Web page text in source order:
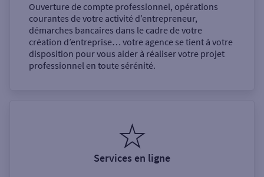
Ouverture de compte professionnel, opérations
courantes de votre activité d’entrepreneur,
démarches bancaires dans le cadre de votre
création d’entreprise… votre agence se tient à votre
disposition pour vous aider à réaliser votre projet
professionnel en toute sérénité.
Services en ligne